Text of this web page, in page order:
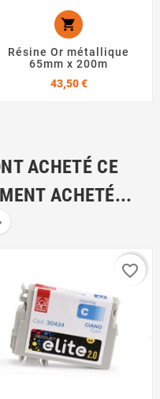

Résine Or métallique
65mm x 200m
43,50 €Prix
ACHETÉ CE
ACHETÉ...
favorite_border